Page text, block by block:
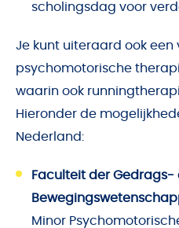
scholingsdag voor
Je kunt uiteraard ook
psychomotorische
waarin ook
Hieronder de
Nederland:
Faculteit der Gedrags-
Minor